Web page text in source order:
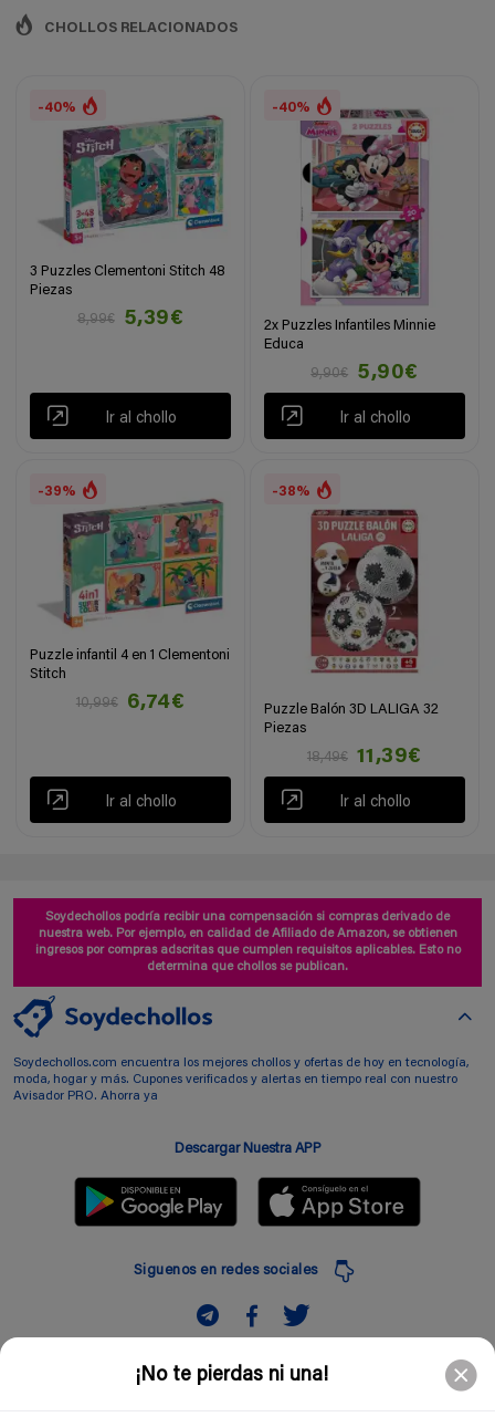
¡No te pierdas ni una!
CHOLLOS RELACIONADOS
-40%
3 Puzzles Clementoni Stitch 48
Piezas
8,99€
5,39€
Ir al chollo
-40%
2x Puzzles Infantiles Minnie
Educa
9,90€
5,90€
Ir al chollo
-39%
Puzzle infantil 4 en 1 Clementoni
Stitch
10,99€
6,74€
Ir al chollo
-38%
Puzzle Balón 3D LALIGA 32
Piezas
18,49€
11,39€
Ir al chollo
Soydechollos podría recibir una compensación si compras derivado de
nuestra web. Por ejemplo, en calidad de Afiliado de Amazon, se obtienen
ingresos por compras adscritas que cumplen requisitos aplicables. Esto no
determina que chollos se publican.
Soydechollos.com encuentra los mejores chollos y ofertas de hoy en tecnología,
moda, hogar y más. Cupones verificados y alertas en tiempo real con nuestro
Avisador PRO. Ahorra ya
Descargar Nuestra APP
Siguenos en redes sociales
Suscribir